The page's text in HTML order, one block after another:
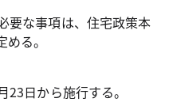
な事項は、住宅政策本
る。
日から施行する。